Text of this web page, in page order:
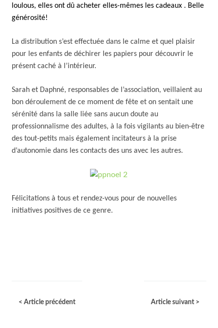
loulous, elles ont dû acheter elles-mêmes les cadeaux . Belle
générosité!
La distribution s’est effectuée dans le calme et quel plaisir
pour les enfants de déchirer les papiers pour découvrir le
présent caché à l’intérieur.
Sarah et Daphné, responsables de l’association, veillaient au
bon déroulement de ce moment de fête et on sentait une
sérénité dans la salle liée sans aucun doute au
professionnalisme des adultes, à la fois vigilants au bien-être
des tout-petits mais également incitateurs à la prise
d’autonomie dans les contacts des uns avec les autres.
Félicitations à tous et rendez-vous pour de nouvelles
initiatives positives de ce genre.
< Article précédent Article suivant >